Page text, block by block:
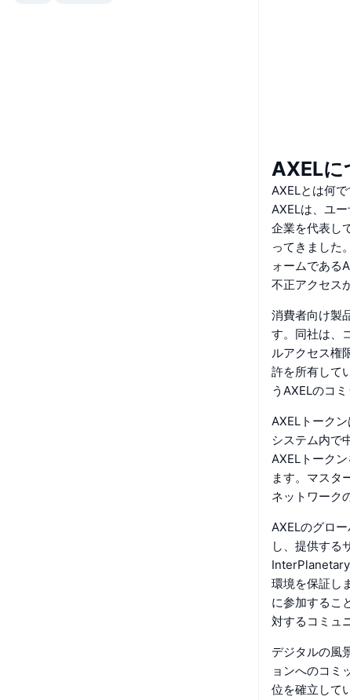
AXELに
AXELとは何で
AXELは、ユ
企業を代表し
ってきました
ォームである
不正アクセス
消費者向け製
す。同社は、
ルアクセス権
許を所有して
うAXELのコ
AXELトーク
システム内で
AXELトーク
ます。マスタ
ネットワーク
AXELのグロ
し、提供する
環境を保証し
に参加するこ
対するコミュ
デジタルの風
ョンへのコミ
位を確立して